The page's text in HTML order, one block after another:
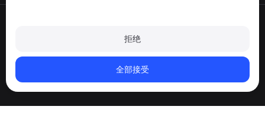
拒绝
全部接受
删除账户和个人数据